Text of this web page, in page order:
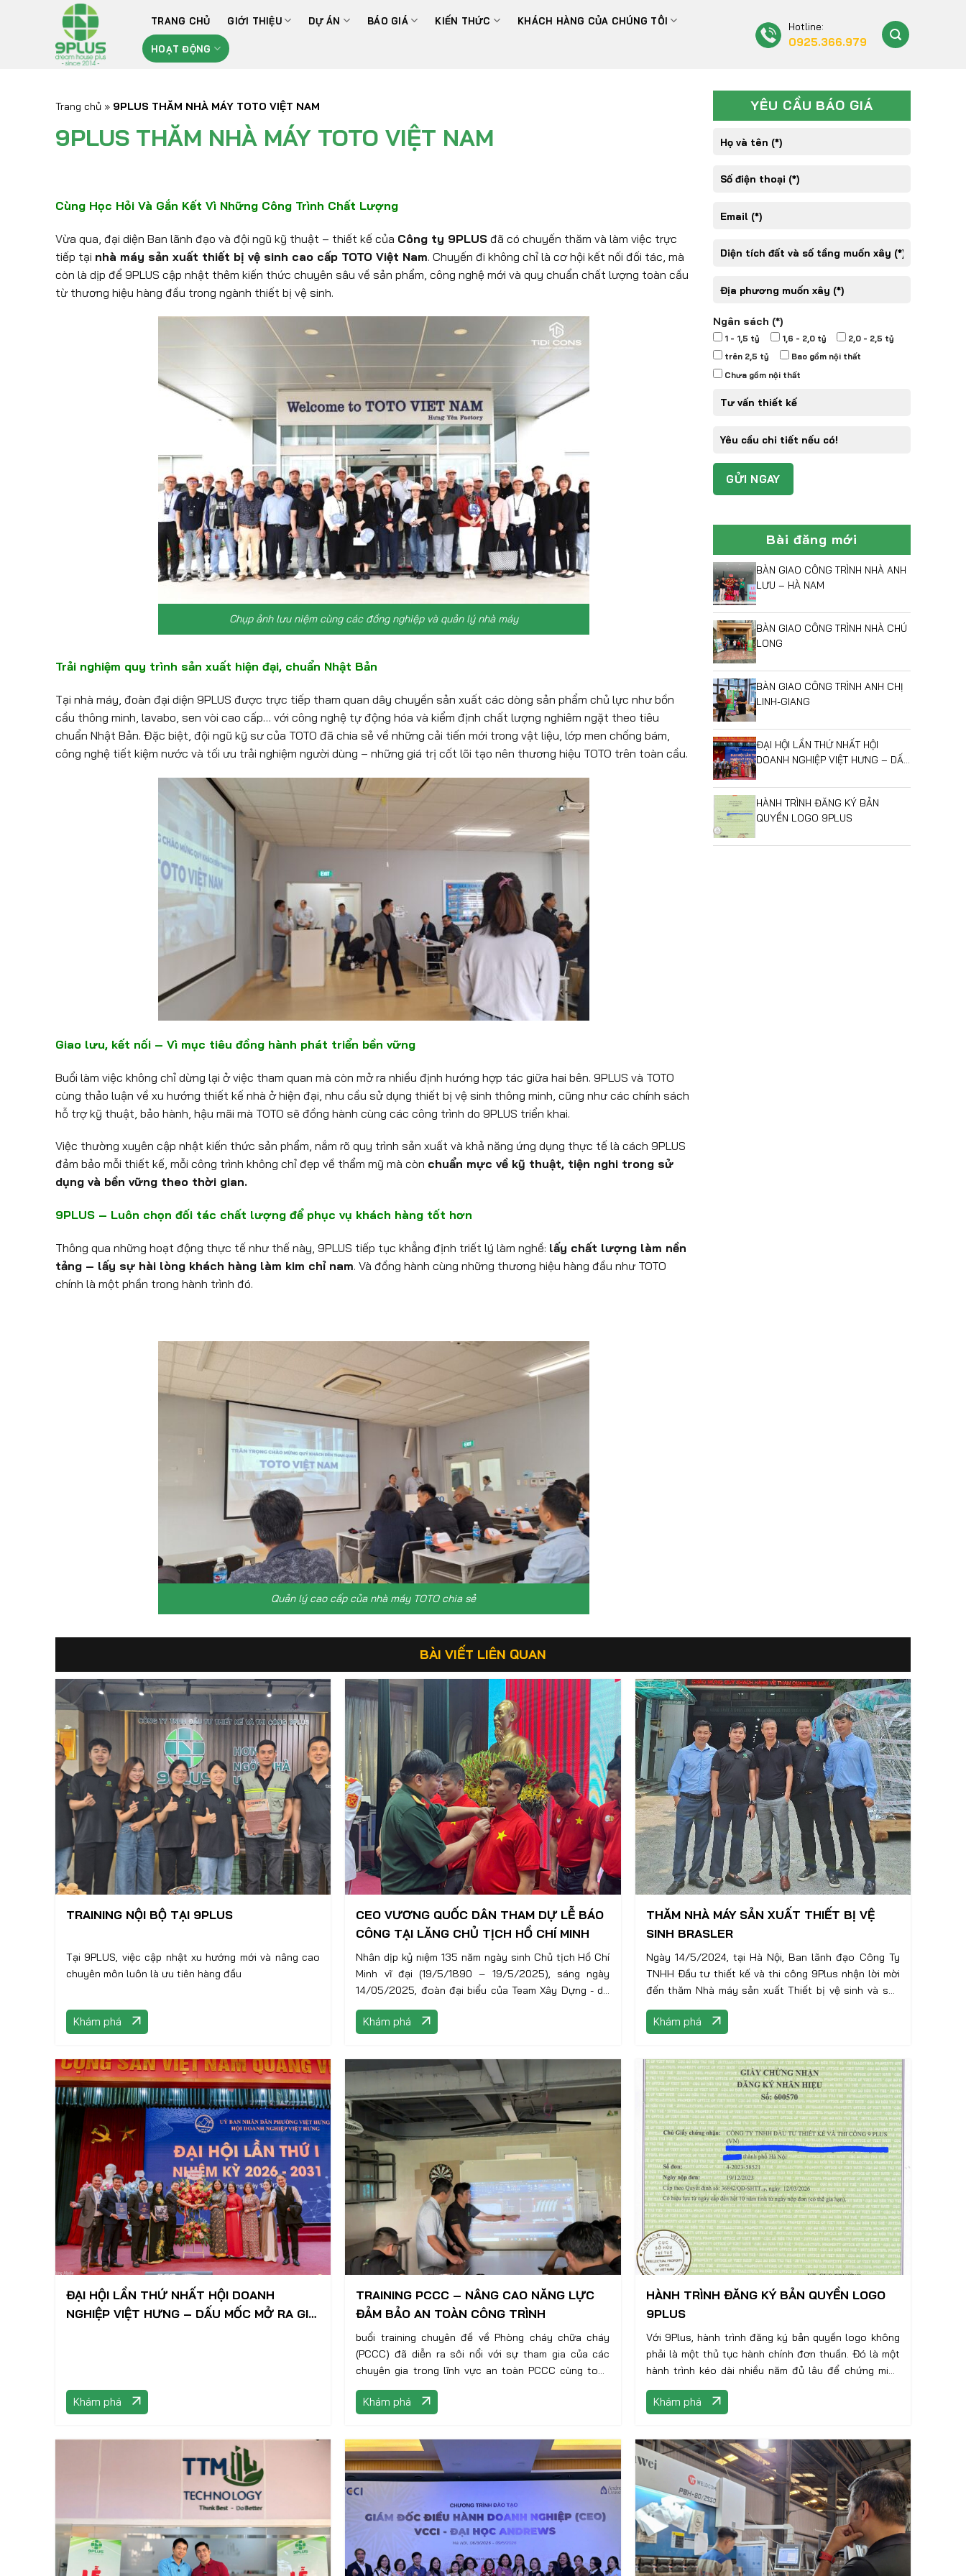
TRANG CHỦ GIỚI THIỆU DỰ ÁN BÁO GIÁ KIẾN THỨC KHÁCH HÀNG CỦA CHÚNG TÔI
HOẠT ĐỘNG
Hotline:
0925.366.979
Trang chủ » 9PLUS THĂM NHÀ MÁY TOTO VIỆT NAM
9PLUS THĂM NHÀ MÁY TOTO VIỆT NAM
Cùng Học Hỏi Và Gắn Kết Vì Những Công Trình Chất Lượng
Vừa qua, đại diện Ban lãnh đạo và đội ngũ kỹ thuật – thiết kế của Công ty 9PLUS đã có chuyến thăm và làm việc trực
tiếp tại nhà máy sản xuất thiết bị vệ sinh cao cấp TOTO Việt Nam. Chuyến đi không chỉ là cơ hội kết nối đối tác, mà
còn là dịp để 9PLUS cập nhật thêm kiến thức chuyên sâu về sản phẩm, công nghệ mới và quy chuẩn chất lượng toàn cầu
từ thương hiệu hàng đầu trong ngành thiết bị vệ sinh.
Chụp ảnh lưu niệm cùng các đồng nghiệp và quản lý nhà máy
Trải nghiệm quy trình sản xuất hiện đại, chuẩn Nhật Bản
Tại nhà máy, đoàn đại diện 9PLUS được trực tiếp tham quan dây chuyền sản xuất các dòng sản phẩm chủ lực như bồn
cầu thông minh, lavabo, sen vòi cao cấp… với công nghệ tự động hóa và kiểm định chất lượng nghiêm ngặt theo tiêu
chuẩn Nhật Bản. Đặc biệt, đội ngũ kỹ sư của TOTO đã chia sẻ về những cải tiến mới trong vật liệu, lớp men chống bám,
công nghệ tiết kiệm nước và tối ưu trải nghiệm người dùng – những giá trị cốt lõi tạo nên thương hiệu TOTO trên toàn cầu.
Giao lưu, kết nối – Vì mục tiêu đồng hành phát triển bền vững
Buổi làm việc không chỉ dừng lại ở việc tham quan mà còn mở ra nhiều định hướng hợp tác giữa hai bên. 9PLUS và TOTO
cùng thảo luận về xu hướng thiết kế nhà ở hiện đại, nhu cầu sử dụng thiết bị vệ sinh thông minh, cũng như các chính sách
hỗ trợ kỹ thuật, bảo hành, hậu mãi mà TOTO sẽ đồng hành cùng các công trình do 9PLUS triển khai.
Việc thường xuyên cập nhật kiến thức sản phẩm, nắm rõ quy trình sản xuất và khả năng ứng dụng thực tế là cách 9PLUS
đảm bảo mỗi thiết kế, mỗi công trình không chỉ đẹp về thẩm mỹ mà còn chuẩn mực về kỹ thuật, tiện nghi trong sử
dụng và bền vững theo thời gian.
9PLUS – Luôn chọn đối tác chất lượng để phục vụ khách hàng tốt hơn
Thông qua những hoạt động thực tế như thế này, 9PLUS tiếp tục khẳng định triết lý làm nghề: lấy chất lượng làm nền
tảng – lấy sự hài lòng khách hàng làm kim chỉ nam. Và đồng hành cùng những thương hiệu hàng đầu như TOTO
chính là một phần trong hành trình đó.
Quản lý cao cấp của nhà máy TOTO chia sẻ
YÊU CẦU BÁO GIÁ
Ngân sách (*)
1 - 1,5 tỷ 1,6 - 2,0 tỷ
2,0 - 2,5 tỷ
trên 2,5 tỷ
Bao gồm nội thất
Chưa gồm nội thất
Bài đăng mới
BÀN GIAO CÔNG TRÌNH NHÀ ANH
LƯU – HÀ NAM
BÀN GIAO CÔNG TRÌNH NHÀ CHÚ
LONG
BÀN GIAO CÔNG TRÌNH ANH CHỊ
LINH-GIANG
ĐẠI HỘI LẦN THỨ NHẤT HỘI
DOANH NGHIỆP VIỆT HƯNG – DẤU
TRIỂN MỚI
HÀNH TRÌNH ĐĂNG KÝ BẢN
QUYỀN LOGO 9PLUS
BÀI VIẾT LIÊN QUAN
TRAINING NỘI BỘ TẠI 9PLUS
Tại 9PLUS, việc cập nhật xu hướng mới và nâng cao
chuyên môn luôn là ưu tiên hàng đầu
Khám phá
CEO VƯƠNG QUỐC DÂN THAM DỰ LỄ BÁO
CÔNG TẠI LĂNG CHỦ TỊCH HỒ CHÍ MINH
Nhân dịp kỷ niệm 135 năm ngày sinh Chủ tịch Hồ Chí
Minh vĩ đại (19/5/1890 – 19/5/2025), sáng ngày
14/05/2025, đoàn đại biểu của Team Xây Dựng - do
CEO Vương Quốc Dân dẫn đầu, tham gia cùng đoàn
đại biểu CLB Doanh nghiệp Long Biên
Khám phá
THĂM NHÀ MÁY SẢN XUẤT THIẾT BỊ VỆ
SINH BRASLER
Ngày 14/5/2024, tại Hà Nội, Ban lãnh đạo Công Ty
TNHH Đầu tư thiết kế và thi công 9Plus nhận lời mời
đến thăm Nhà máy sản xuất Thiết bị vệ sinh và sen
vòi Brasler. Đây là một trong những doanh nghiệp sản
xuất, cung cấp sen vòi và thiết bị vệ sinh cao cấp tại
Khám phá
ĐẠI HỘI LẦN THỨ NHẤT HỘI DOANH
NGHIỆP VIỆT HƯNG – DẤU MỐC MỞ RA GIAI
Khám phá
TRAINING PCCC – NÂNG CAO NĂNG LỰC
ĐẢM BẢO AN TOÀN CÔNG TRÌNH
buổi training chuyên đề về Phòng cháy chữa cháy
(PCCC) đã diễn ra sôi nổi với sự tham gia của các
chuyên gia trong lĩnh vực an toàn PCCC cùng toàn
thể kiến trúc sư, cán bộ kỹ thuật của công ty.
Khám phá
HÀNH TRÌNH ĐĂNG KÝ BẢN QUYỀN LOGO
9PLUS
Với 9Plus, hành trình đăng ký bản quyền logo không
phải là một thủ tục hành chính đơn thuần. Đó là một
hành trình kéo dài nhiều năm đủ lâu để chứng minh
một điều: Chúng tôi nghiêm túc với thương hiệu của
mình, và nghiêm túc với từng công trình của khách
Khám phá